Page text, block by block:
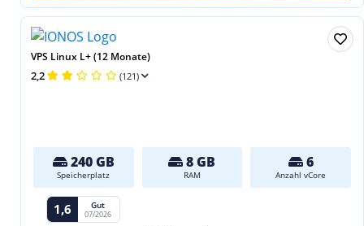
VPS Linux L+ (12 Monate)
2,2 (121)
240 GB
Speicherplatz
8 GB
RAM
6
Anzahl vCore
1,6 Gut
07/2026